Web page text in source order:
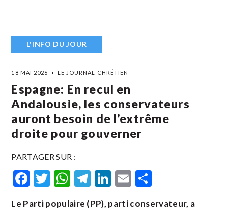
L'INFO DU JOUR
18 MAI 2026 LE JOURNAL CHRÉTIEN
Espagne: En recul en
Andalousie, les conservateurs
auront besoin de l’extrême
droite pour gouverner
PARTAGER SUR :
Facebook
Twitter
WhatsApp
Telegram
LinkedIn
Email
Le Parti populaire (PP), parti conservateur, a